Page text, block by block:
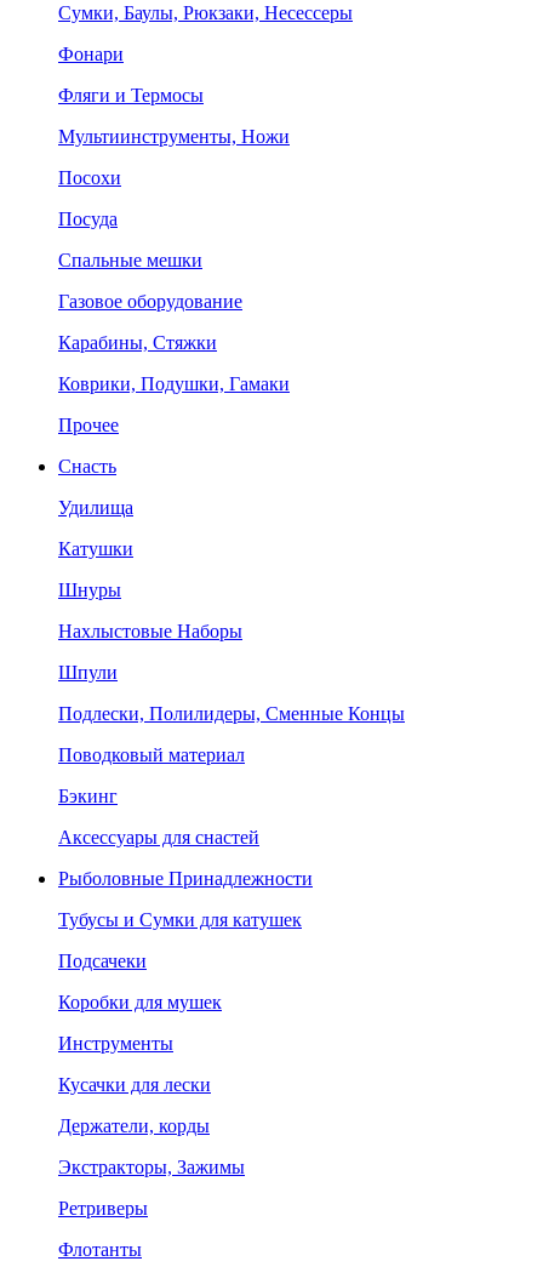
Сумки, Баулы, Рюкзаки, Несессеры
Фонари
Фляги и Термосы
Мультиинструменты, Ножи
Посохи
Посуда
Спальные мешки
Газовое оборудование
Карабины, Стяжки
Коврики, Подушки, Гамаки
Прочее
Снасть
Удилища
Катушки
Шнуры
Нахлыстовые Наборы
Шпули
Подлески, Полилидеры, Сменные Концы
Поводковый материал
Бэкинг
Аксессуары для снастей
Рыболовные Принадлежности
Тубусы и Сумки для катушек
Подсачеки
Коробки для мушек
Инструменты
Кусачки для лески
Держатели, корды
Экстракторы, Зажимы
Ретриверы
Флотанты